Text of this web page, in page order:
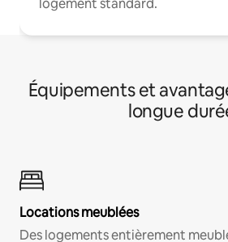
logement standard.
Équipements et
longue
Locations meublées
Des logements entièrement